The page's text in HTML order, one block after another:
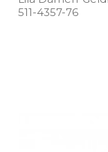
511­-4357­-76